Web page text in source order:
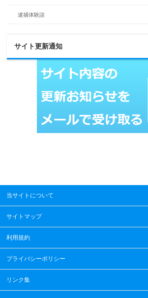
逮捕体験談
サイト更新通知
当サイトについて
サイトマップ
利用規約
プライバシーポリシー
リンク集